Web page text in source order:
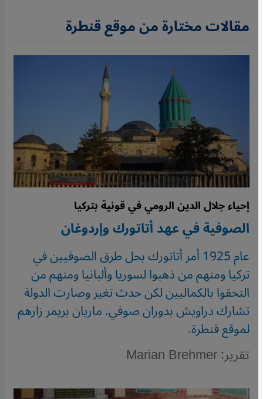
مقالات مختارة من موقع قنطرة
إحياء جلال الدين الرومي في قونية بتركيا
الصوفية في عهد أتاتورك وإردوغان
عام 1925 أمر أتاتورك بحل طرق الصوفيين في
تركيا ومنهم من ذهبوا لسوريا وألبانيا ومنهم من
التحقوا بالكماليين لكن حدث تغير وصارت الدولة
تشارك دراويش بدوران صوفي. ماريان بريمر زارهم
لموقع قنطرة.
تقرير: Marian Brehmer